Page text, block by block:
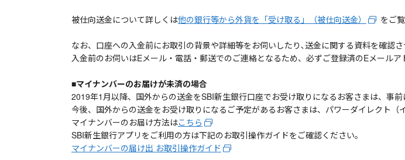
被仕向送金について詳しくは他の銀行等から外貨を「受け取る」（被仕向送金） をご
なお、口座への入金前にお取引の背景や詳細等をお伺いしたり､送金に関する資料を確認
入金前のお伺いはEメール・電話・郵送でのご連絡となるため、必ずご登録済のEメール
■マイナンバーのお届けが未済の場合
2019年1月以降、国外からの送金をSBI新生銀行口座でお受け取りになるお客さまは、事
今後、国外からの送金をお受け取りになるご予定があるお客さまは、パワーダイレクト（
マイナンバーのお届け方法はこちら
SBI新生銀行アプリをご利用の方は下記のお取引操作ガイドをご確認ください。
マイナンバーの届け出 お取引操作ガイド